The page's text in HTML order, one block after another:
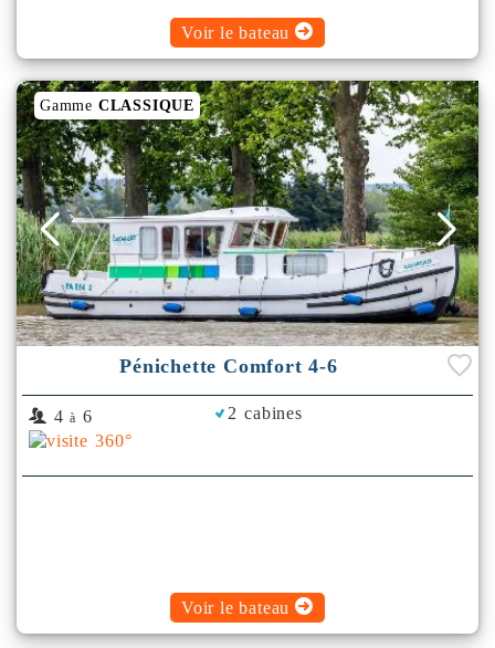
Voir le bateau
Gamme CLASSIQUE
Pénichette Comfort 4-6
4 à 6 2 cabines
Voir le bateau